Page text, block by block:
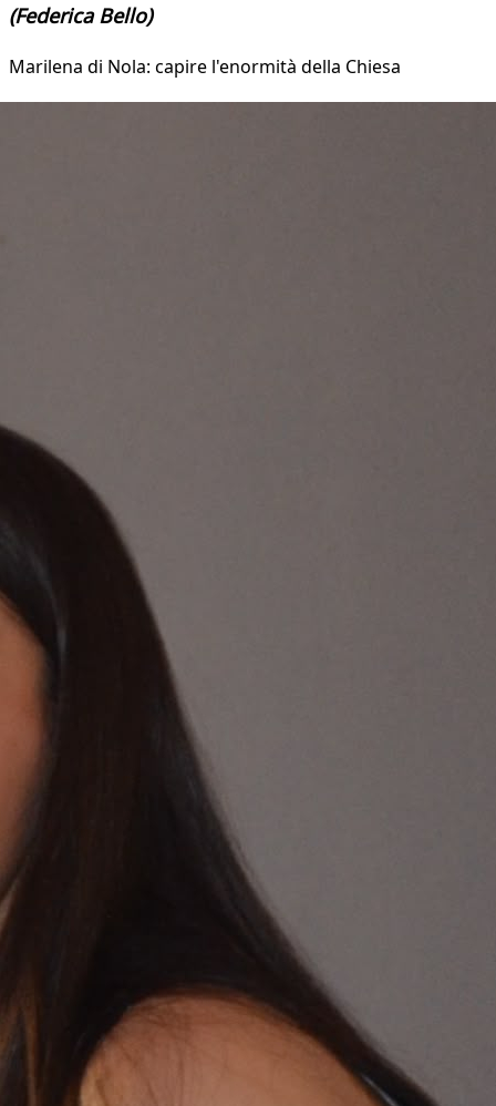
(Federica Bello)
Marilena di Nola: capire l'enormità della Chiesa